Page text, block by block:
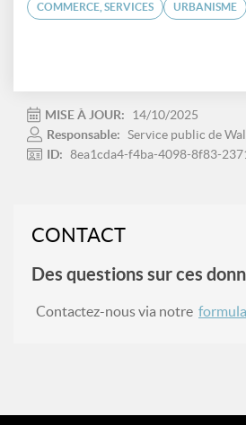
COMMERCE, SERVICES URBANISME
MISE À JOUR:
14/10/2025
Responsable: Service public de
ID: 8ea1cda4-f4ba-4098-8f83-
CONTACT
Des questions sur ces
Contactez-nous via notre